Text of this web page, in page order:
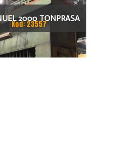
2000 TONPRASA
3200 X 2000
Kod: 23557